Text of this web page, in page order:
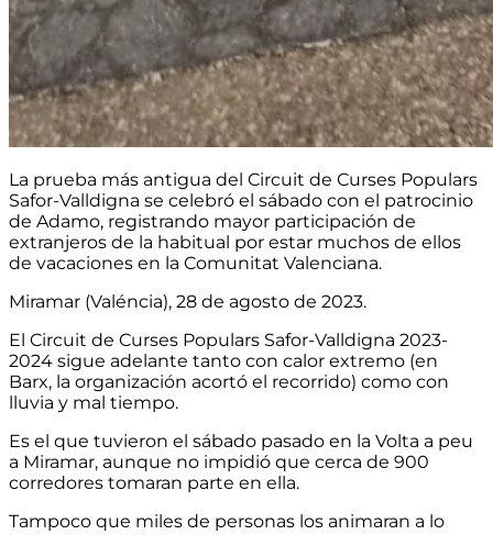
La prueba más antigua del Circuit de Curses Populars
Safor-Valldigna se celebró el sábado con el patrocinio
de Adamo, registrando mayor participación de
extranjeros de la habitual por estar muchos de ellos
de vacaciones en la Comunitat Valenciana.
Miramar (Valéncia), 28 de agosto de 2023.
El Circuit de Curses Populars Safor-Valldigna 2023-
2024 sigue adelante tanto con calor extremo (en
Barx, la organización acortó el recorrido) como con
lluvia y mal tiempo.
Es el que tuvieron el sábado pasado en la Volta a peu
a Miramar, aunque no impidió que cerca de 900
corredores tomaran parte en ella.
Tampoco que miles de personas los animaran a lo